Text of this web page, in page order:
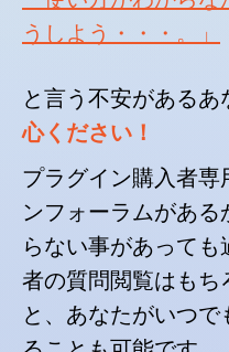
うしよう・・・。」
と言う不安があるあ
心ください！
プラグイン購入者
ンフォーラムがあ
らない事があって
者の質問閲覧はもち
と、あなたがいつ